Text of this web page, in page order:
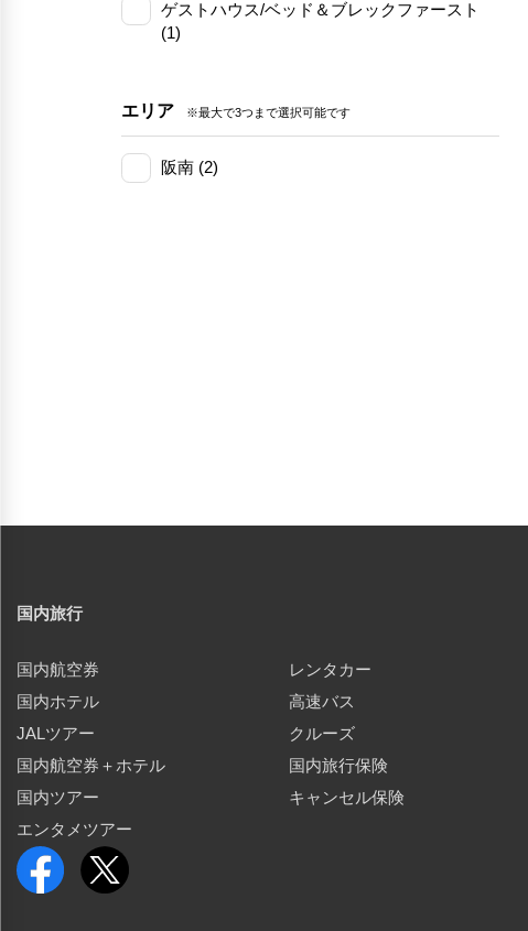
ゲストハウス/ベッド＆ブレックファースト
(1)
エリア ※最大で3つまで選択可能です
阪南 (2)
国内旅行
国内航空券
国内ホテル
JALツアー
国内航空券＋ホテル
国内ツアー
エンタメツアー
レンタカー
高速バス
クルーズ
国内旅行保険
キャンセル保険